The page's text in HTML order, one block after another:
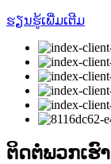
ຮຽນ​ຮູ້​ເພີ່ມ​ເຕີມ
ຕິດຕໍ່ພວກເຮົາ